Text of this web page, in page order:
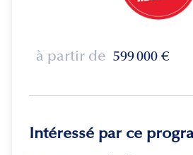
à partir de 599 000 €
Intéressé par ce